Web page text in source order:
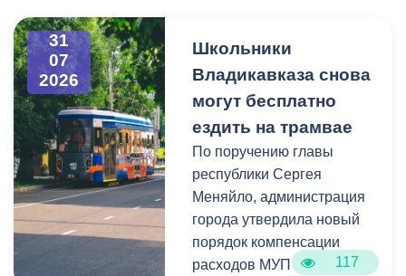
газовые баллоны,
теплые одеяла.
Хочу поблагодарить
нашего земляка,
бизнесмена Казбека
Колхидова и руководителя
Северо-Осетинского
отделения студенческих
отрядов Олега Габараева
31
07
2026
Школьники
Владикавказа снова
могут бесплатно
ездить на трамвае
По поручению главы
республики Сергея
Меняйло, администрация
города утвердила новый
порядок компенсации
расходов МУП
117